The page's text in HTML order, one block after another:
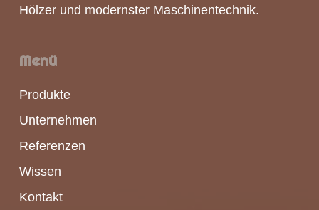
Hölzer und modernster Maschinentechnik.
Menü
Produkte
Unternehmen
Referenzen
Wissen
Kontakt